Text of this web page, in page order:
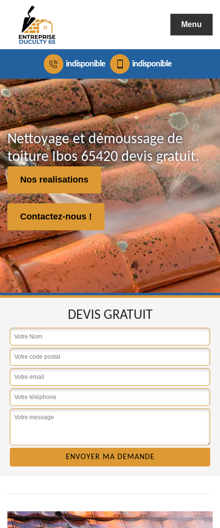
Menu
indisponible indisponible
Nettoyage et démoussage de
toiture Ibos 65420 devis gratuit.
Nos realisations
Contactez-nous !
DEVIS GRATUIT